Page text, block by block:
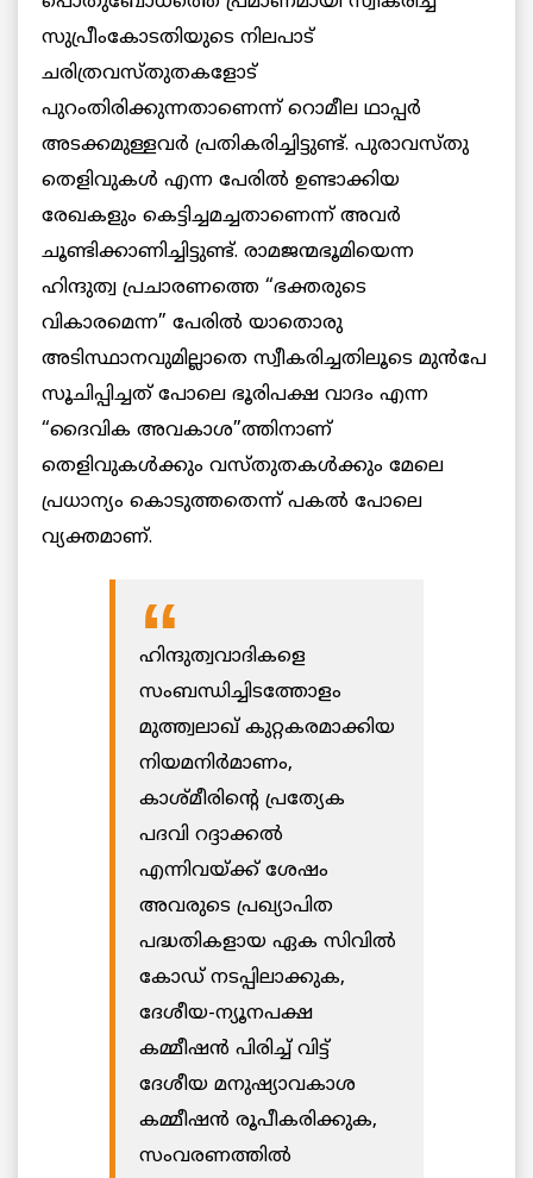
സുപ്രീംകോടതിയുടെ നിലപാട്
ചരിത്രവസ്തുതകളോട്
പുറംതിരിക്കുന്നതാണെന്ന് റൊമീല ഥാപ്പർ
അടക്കമുള്ളവർ പ്രതികരിച്ചിട്ടുണ്ട്. പുരാവസ്തു
തെളിവുകൾ എന്ന പേരിൽ ഉണ്ടാക്കിയ
രേഖകളും കെട്ടിച്ചമച്ചതാണെന്ന് അവർ
ചൂണ്ടിക്കാണിച്ചിട്ടുണ്ട്. രാമജന്മഭൂമിയെന്ന
ഹിന്ദുത്വ പ്രചാരണത്തെ “ഭക്തരുടെ
വികാരമെന്ന” പേരിൽ യാതൊരു
അടിസ്ഥാനവുമില്ലാതെ സ്വീകരിച്ചതിലൂടെ മുൻപേ
സൂചിപ്പിച്ചത് പോലെ ഭൂരിപക്ഷ വാദം എന്ന
“ദൈവിക അവകാശ”ത്തിനാണ്
തെളിവുകൾക്കും വസ്തുതകൾക്കും മേലെ
പ്രധാന്യം കൊടുത്തതെന്ന് പകൽ പോലെ
വ്യക്തമാണ്.
ഹിന്ദുത്വവാദികളെ
സംബന്ധിച്ചിടത്തോളം
മുത്ത്വലാഖ് കുറ്റകരമാക്കിയ
നിയമനിർമാണം,
കാശ്മീരിന്റെ പ്രത്യേക
പദവി റദ്ദാക്കൽ
എന്നിവയ്ക്ക് ശേഷം
അവരുടെ പ്രഖ്യാപിത
പദ്ധതികളായ ഏക സിവിൽ
കോഡ് നടപ്പിലാക്കുക,
ദേശീയ-ന്യൂനപക്ഷ
കമ്മീഷൻ പിരിച്ച് വിട്ട്
ദേശീയ മനുഷ്യാവകാശ
കമ്മീഷൻ രൂപീകരിക്കുക,
സംവരണത്തിൽ